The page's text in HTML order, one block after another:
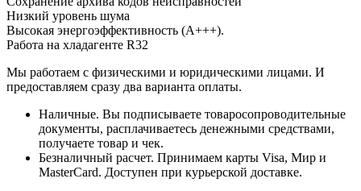
Низкий уровень шума
Высокая энергоэффективность (А+++).
Работа на хладагенте R32
Мы работаем с физическими и юридическими лицами. И
предоставляем сразу два варианта оплаты.
Наличные. Вы подписываете товаросопроводительные
документы, расплачиваетесь денежными средствами,
получаете товар и чек.
Безналичный расчет. Принимаем карты Visa, Мир и
MasterCard. Доступен при курьерской доставке.